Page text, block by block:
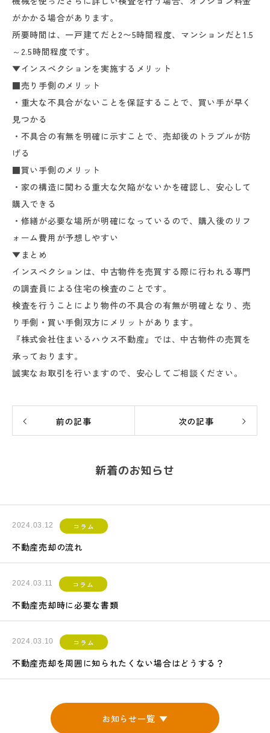
がかかる場合があります。
所要時間は、一戸建てだと2〜5時間程度、マンションだと1.5
～2.5時間程度です。
▼インスペクションを実施するメリット
■売り手側のメリット
・重大な不具合がないことを保証することで、買い手が早く
見つかる
・不具合の有無を明確に示すことで、売却後のトラブルが防
げる
■買い手側のメリット
・家の構造に関わる重大な欠陥がないかを確認し、安心して
購入できる
・修繕が必要な場所が明確になっているので、購入後のリフ
ォーム費用が予想しやすい
▼まとめ
インスペクションは、中古物件を売買する際に行われる専門
の調査員による住宅の検査のことです。
検査を行うことにより物件の不具合の有無が明確となり、売
り手側・買い手側双方にメリットがあります。
『株式会社住まいるハウス不動産』では、中古物件の売買を
承っております。
誠実なお取引を行いますので、安心してご相談ください。
前の記事 次の記事
新着のお知らせ
2024.03.12 コラム
不動産売却の流れ
2024.03.11 コラム
不動産売却時に必要な書類
2024.03.10 コラム
不動産売却を周囲に知られたくない場合はどうする？
お知らせ一覧